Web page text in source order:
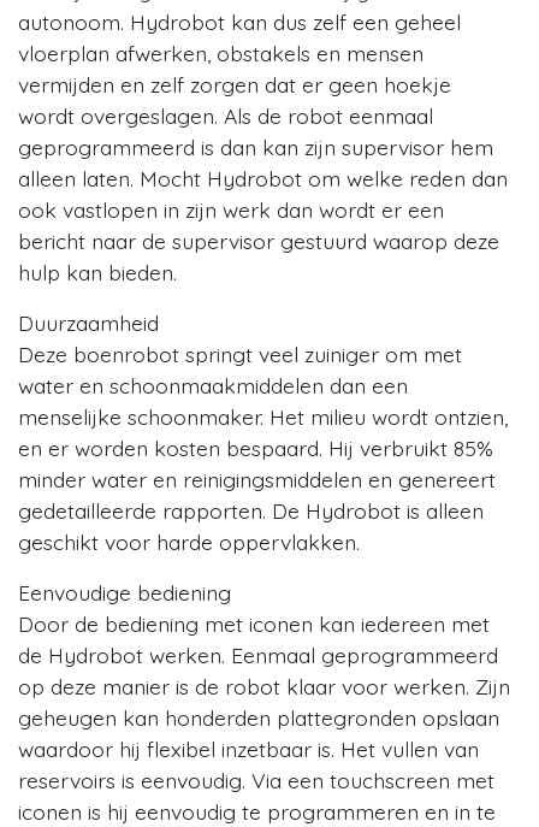
autonoom. Hydrobot kan dus zelf een geheel
vloerplan afwerken, obstakels en mensen
vermijden en zelf zorgen dat er geen hoekje
wordt overgeslagen. Als de robot eenmaal
geprogrammeerd is dan kan zijn supervisor hem
alleen laten. Mocht Hydrobot om welke reden dan
ook vastlopen in zijn werk dan wordt er een
bericht naar de supervisor gestuurd waarop deze
hulp kan bieden.
Duurzaamheid
Deze boenrobot springt veel zuiniger om met
water en schoonmaakmiddelen dan een
menselijke schoonmaker. Het milieu wordt ontzien,
en er worden kosten bespaard. Hij verbruikt 85%
minder water en reinigingsmiddelen en genereert
gedetailleerde rapporten. De Hydrobot is alleen
geschikt voor harde oppervlakken.
Eenvoudige bediening
Door de bediening met iconen kan iedereen met
de Hydrobot werken. Eenmaal geprogrammeerd
op deze manier is de robot klaar voor werken. Zijn
geheugen kan honderden plattegronden opslaan
waardoor hij flexibel inzetbaar is. Het vullen van
reservoirs is eenvoudig. Via een touchscreen met
iconen is hij eenvoudig te programmeren en in te